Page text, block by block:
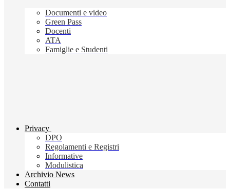
Documenti e video
Green Pass
Docenti
ATA
Famiglie e Studenti
Privacy
DPO
Regolamenti e Registri
Informative
Modulistica
Archivio News
Contatti